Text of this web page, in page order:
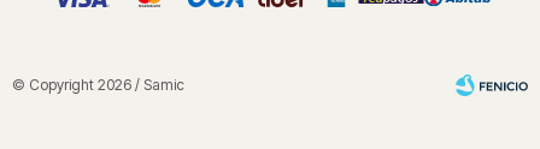
© Copyright 2026 / Samic